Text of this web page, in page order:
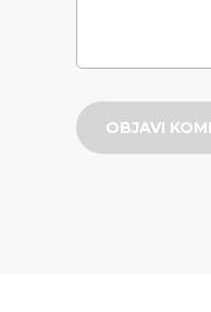
OBJAVI